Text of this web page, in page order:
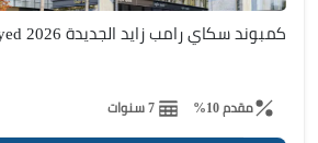
كمبوند سكاي رامب زايد الجديدة Sky Ramp New Zayed 2026
مقدم 10% 7 سنوات